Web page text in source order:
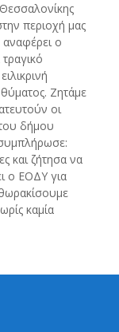
περιοχή μας
ο
Ζητάμε
οι
δήμου
και ζήτησα να
ο ΕΟΔΥ για
καμία